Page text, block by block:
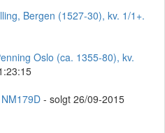
Bergen (1527-30), kv. 1/1+.
Oslo (ca. 1355-80), kv.
- solgt 26/09-2015